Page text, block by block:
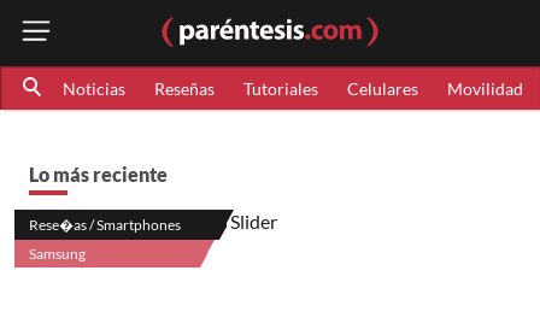
Noticias Reseñas Tutoriales Celulares Movilidad
Lo más reciente
Rese�as / Smartphones
Samsung